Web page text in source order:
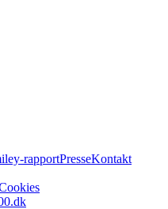
rapportPresseKontakt